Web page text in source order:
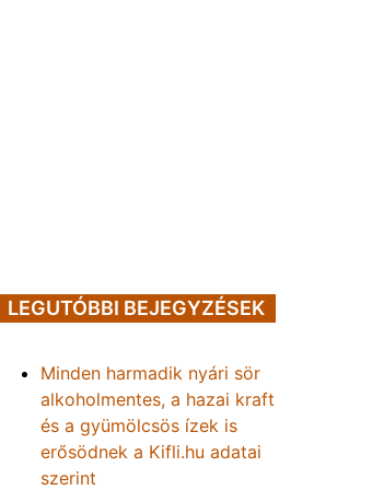
LEGUTÓBBI BEJEGYZÉSEK
Minden harmadik nyári sör
alkoholmentes, a hazai kraft
és a gyümölcsös ízek is
erősödnek a Kifli.hu adatai
szerint